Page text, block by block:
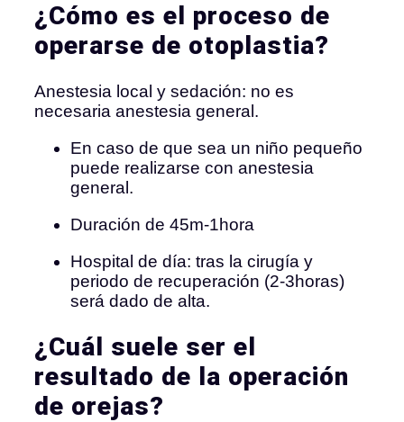
¿Cómo es el proceso de
operarse de otoplastia?
Anestesia local y sedación: no es
necesaria anestesia general.
En caso de que sea un niño pequeño
puede realizarse con anestesia
general.
Duración de 45m-1hora
Hospital de día: tras la cirugía y
periodo de recuperación (2-3horas)
será dado de alta.
¿Cuál suele ser el
resultado de la operación
de orejas?